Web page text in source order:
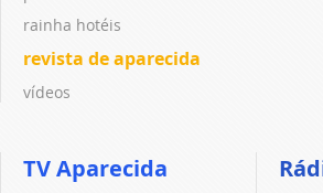
rainha hotéis
revista de aparecida
vídeos
TV Aparecida